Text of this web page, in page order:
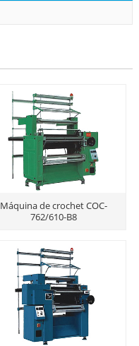
Máquina de crochet COC-
762/610-B8